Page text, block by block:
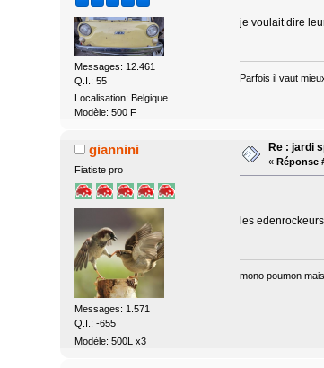
Messages: 12.461
Q.I.: 55
Localisation: Belgique
Modèle: 500 F
je voulait dire
Parfois il vaut
giannini
Fiatiste pro
Messages: 1.571
Q.I.: -655
Modèle: 500L x3
Re : jardi
« Réponse
les
mono poumon